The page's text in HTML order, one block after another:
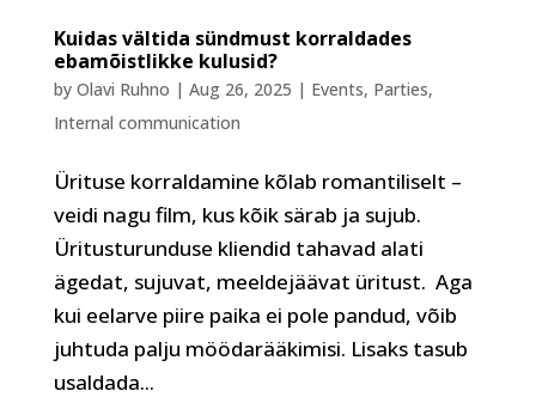
Kuidas vältida sündmust korraldades
ebamõistlikke kulusid?
by Olavi Ruhno | Aug 26, 2025 | Events, Parties,
Internal communication
Ürituse korraldamine kõlab romantiliselt –
veidi nagu film, kus kõik särab ja sujub.
Üritusturunduse kliendid tahavad alati
ägedat, sujuvat, meeldejäävat üritust. Aga
kui eelarve piire paika ei pole pandud, võib
juhtuda palju möödarääkimisi. Lisaks tasub
usaldada...